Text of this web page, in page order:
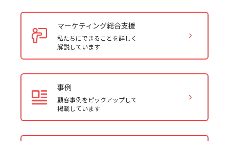
マーケティング総合支援
私たちにできることを詳しく
解説しています
事例
顧客事例をピックアップして
掲載しています